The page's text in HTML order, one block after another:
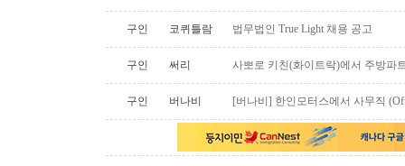
구인 코퀴틀람 법무법인 True Light 채용 공고
구인 써리 사뽀로 키친(화이트락)에서 주방파
구인 버나비 [버나비] 한인모터스에서 사무직